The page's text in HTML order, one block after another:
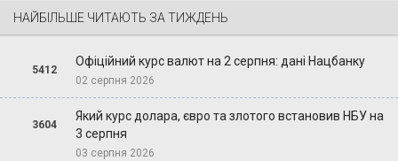
НАЙБІЛЬШЕ ЧИТАЮТЬ ЗА ТИЖДЕНЬ
5412
Офіційний курс валют на 2 серпня: дані Нацбанку
02 серпня 2026
3604
Який курс долара, євро та злотого встановив НБУ на
3 серпня
03 серпня 2026